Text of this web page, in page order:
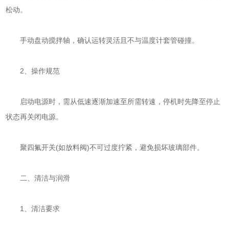
松动。
手动盘动搅拌轴，确认运转灵活且不与温度计套管碰撞。
‌2、操作规范‌
启动电源时，需从低速逐渐加速至所需转速，停机时先降至停止
状态再关闭电源。
聚四氟开关(如放料阀)不可过度拧紧，避免损坏玻璃部件。
二、清洁与润滑
‌1、清洁要求‌